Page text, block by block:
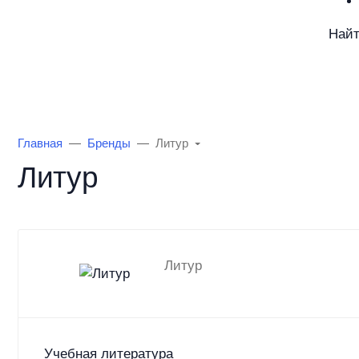
Главная Бренды Литур
Литур
Литур
Учебная литература